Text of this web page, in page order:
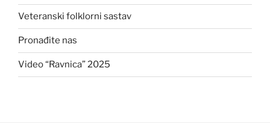
Veteranski folklorni sastav
Pronađite nas
Video “Ravnica” 2025